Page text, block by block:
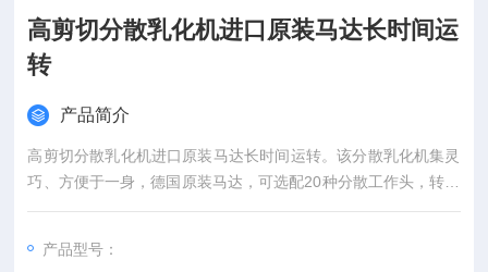
高剪切分散乳化机进口原装马达长时间运
转
产品简介
高剪切分散乳化机进口原装马达长时间运转。该分散乳化机集灵
巧、方便于一身，德国原装马达，可选配20种分散工作头，转速
高可至28000rmp,线速度高达27m/s,整机模块结构，操作方便，
产品型号：